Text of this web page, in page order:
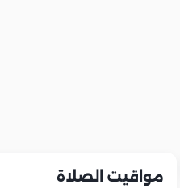
مواقيت الصلاة